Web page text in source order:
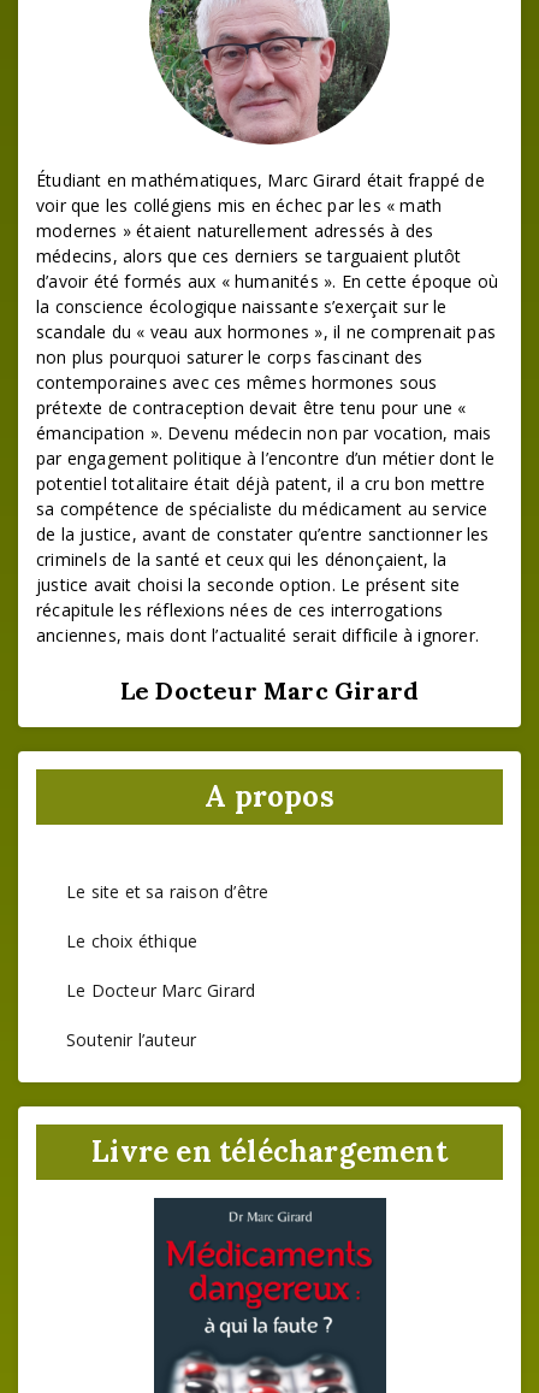
Étudiant en mathématiques, Marc Girard était frappé de
voir que les collégiens mis en échec par les « math
modernes » étaient naturellement adressés à des
médecins, alors que ces derniers se targuaient plutôt
d’avoir été formés aux « humanités ». En cette époque où
la conscience écologique naissante s’exerçait sur le
scandale du « veau aux hormones », il ne comprenait pas
non plus pourquoi saturer le corps fascinant des
contemporaines avec ces mêmes hormones sous
prétexte de contraception devait être tenu pour une «
émancipation ». Devenu médecin non par vocation, mais
par engagement politique à l’encontre d’un métier dont le
potentiel totalitaire était déjà patent, il a cru bon mettre
sa compétence de spécialiste du médicament au service
de la justice, avant de constater qu’entre sanctionner les
criminels de la santé et ceux qui les dénonçaient, la
justice avait choisi la seconde option. Le présent site
récapitule les réflexions nées de ces interrogations
anciennes, mais dont l’actualité serait difficile à ignorer.
Le Docteur Marc Girard
A propos
Le site et sa raison d’être
Le choix éthique
Le Docteur Marc Girard
Soutenir l’auteur
Livre en téléchargement